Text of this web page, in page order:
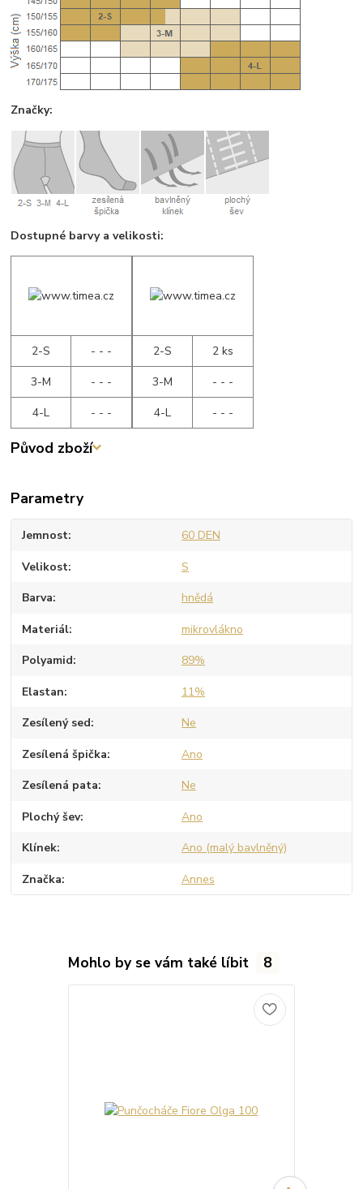
Značky:
Dostupné barvy a velikosti:
2-S
- - -
3-M
- - -
4-L
- - -
2-S
2 ks
3-M
- - -
4-L
- - -
Původ zboží
Parametry
Jemnost 60 DEN
Velikost S
Barva hnědá
Materiál mikrovlákno
Polyamid 89%
Elastan 11%
Zesílený sed Ne
Zesílená špička Ano
Zesílená pata Ne
Plochý šev Ano
Klínek Ano (malý bavlněný)
Značka Annes
Mohlo by se vám také líbit 8